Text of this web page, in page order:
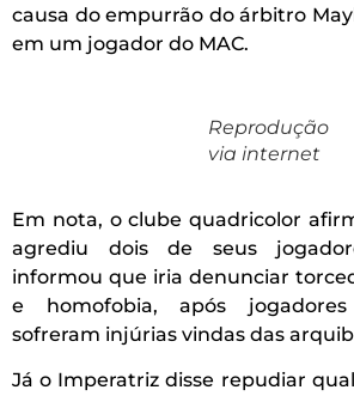
causa do empurrão do árbitro
em um jogador do MAC.
Reprodução
via internet
Em nota, o clube quadricolor
agrediu dois de seus
informou que iria denunciar
e homofobia, após
sofreram injúrias vindas das
Já o Imperatriz disse repudiar